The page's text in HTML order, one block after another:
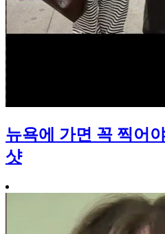
뉴욕에 가면 꼭 찍어
샷